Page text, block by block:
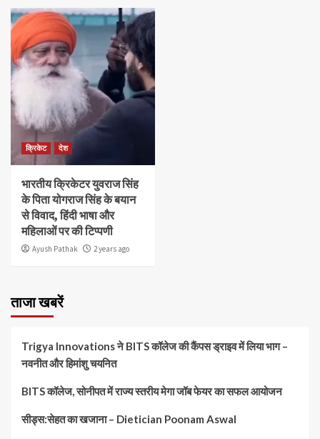
क्रिकेट देश
भारतीय क्रिकेटर युवराज सिंह
के पिता योगराज सिंह के बयान
से विवाद, हिंदी भाषा और
महिलाओं पर की टिप्पणी
Ayush Pathak 2 years ago
ताजा खबरें
Trigya Innovations ने BITS कॉलेज की कैंपस ड्राइव में लिया भाग –
नवनीत और हिमांशु चयनित
BITS कॉलेज, सोनीपत में राज्य स्तरीय मेगा जॉब फेयर का सफल आयोजन
सीड्स:सेहत का खजाना – Dietician Poonam Aswal